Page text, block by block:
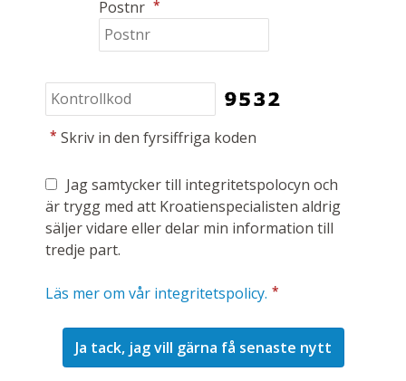
Postnr *
* Skriv in den fyrsiffriga koden
Jag samtycker till integritetspolocyn och
är trygg med att Kroatienspecialisten aldrig
säljer vidare eller delar min information till
tredje part.
Läs mer om vår integritetspolicy. *